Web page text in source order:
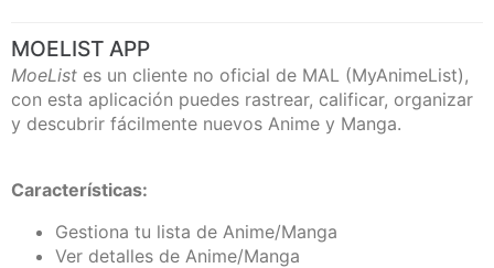
MOELIST APP
MoeList es un cliente no oficial de MAL (MyAnimeList),
con esta aplicación puedes rastrear, calificar, organizar
y descubrir fácilmente nuevos Anime y Manga.
Características:
Gestiona tu lista de Anime/Manga
Ver detalles de Anime/Manga